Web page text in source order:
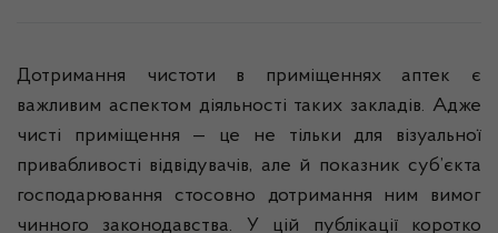
Дотримання чистоти в приміщеннях аптек є
важливим аспектом діяльності таких закладів. Адже
чисті приміщення — це не тільки для візуальної
привабливості відвідувачів, але й показник суб’єкта
господарювання стосовно дотримання ним вимог
чинного законодавства. У цій публікації коротко